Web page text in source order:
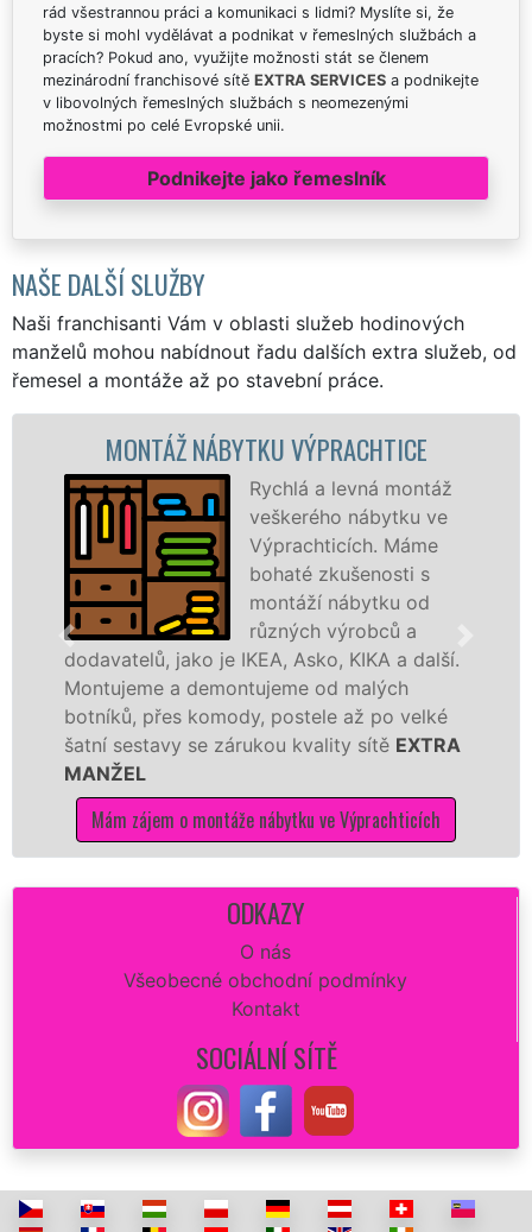
rád všestrannou práci a komunikaci s lidmi? Myslíte si, že
byste si mohl vydělávat a podnikat v řemeslných službách a
pracích? Pokud ano, využijte možnosti stát se členem
mezinárodní franchisové sítě EXTRA SERVICES a podnikejte
v libovolných řemeslných službách s neomezenými
možnostmi po celé Evropské unii.
Podnikejte jako řemeslník
NAŠE DALŠÍ SLUŽBY
Naši franchisanti Vám v oblasti služeb hodinových
manželů mohou nabídnout řadu dalších extra služeb, od
řemesel a montáže až po stavební práce.
NÁBYTKU VÝPRACHTICE
Rychlá a levná montáž
veškerého nábytku ve
Výprachticích. Máme
bohaté zkušenosti s
montáží nábytku od
různých výrobců a
jako je IKEA, Asko, KIKA a další.
a demontujeme od malých
komody, postele až po velké
se zárukou kvality sítěEXTRA
o montáže nábytku ve Výprachticích
různých
Nobilie,
tuto
ODKAZY
O nás
Všeobecné obchodní podmínky
Kontakt
SOCIÁLNÍ SÍTĚ